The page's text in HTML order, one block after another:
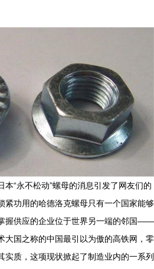
本“永不松动”螺母的消息引发了网友们的
紧功用的哈德洛克螺母只有一个国家能够
握供应的企业位于世界另一端的邻国——
大国之称的中国最引以为傲的高铁网，零
实质，这项现状掀起了制造业内的一系列